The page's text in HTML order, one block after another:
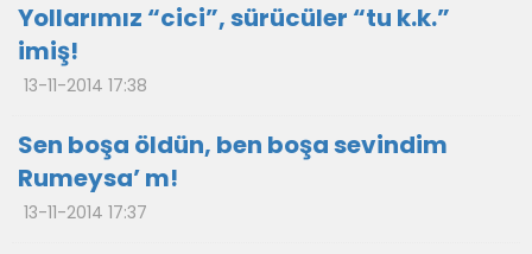
Yollarımız “cici”, sürücüler “tu k.k.”
imiş!
13-11-2014 17:38
Sen boşa öldün, ben boşa sevindim
Rumeysa’ m!
13-11-2014 17:37